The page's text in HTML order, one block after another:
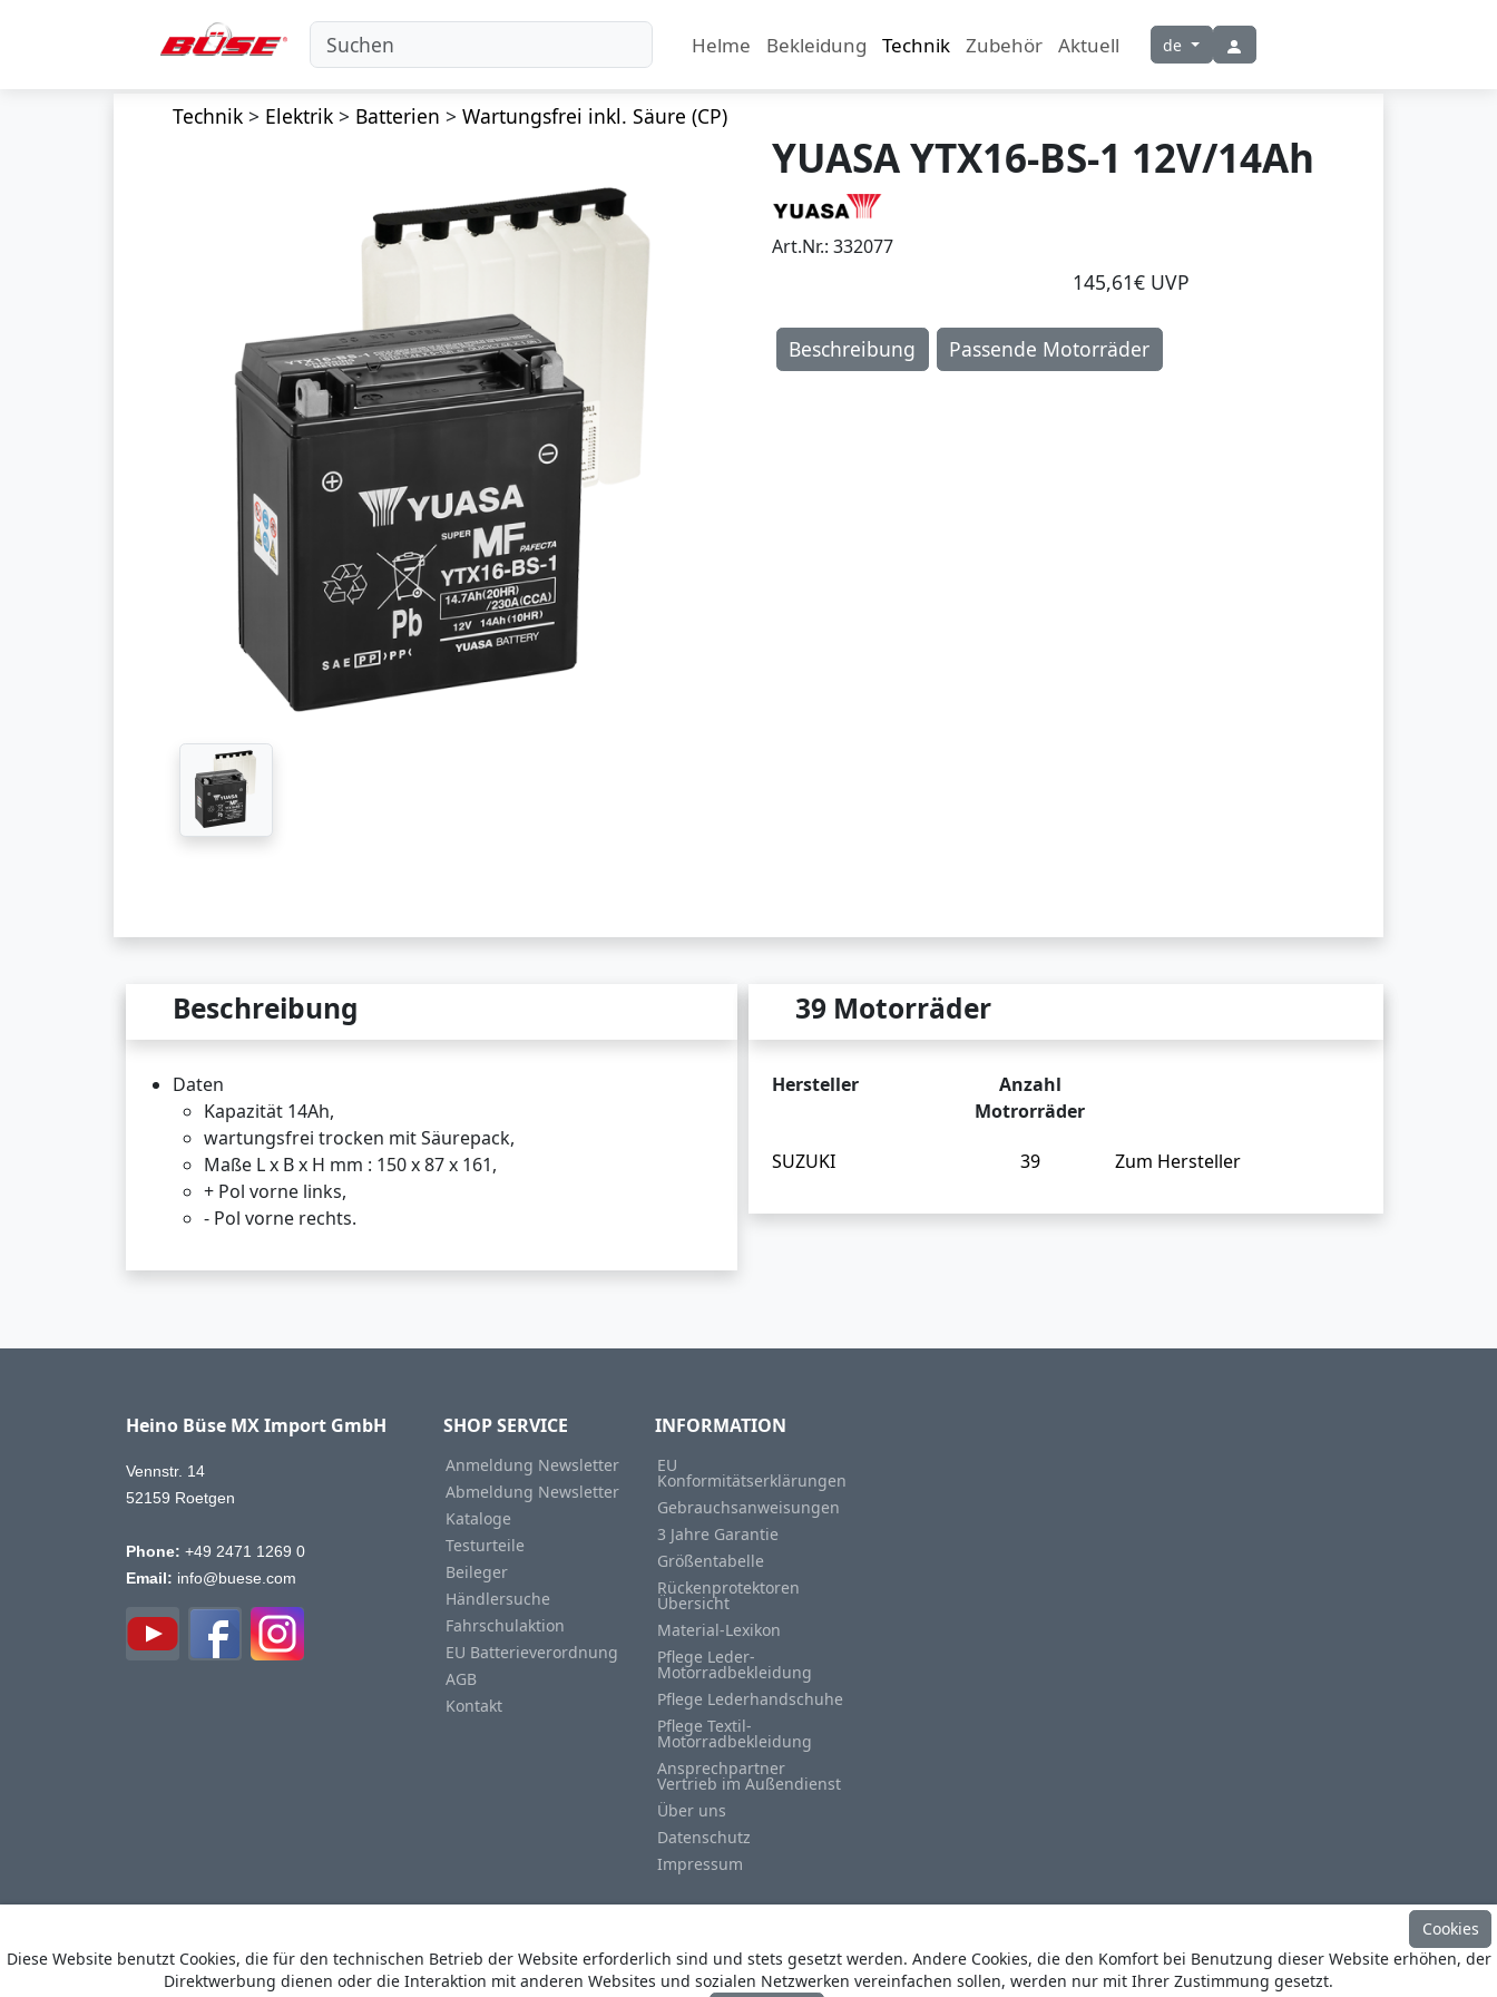
Helme Bekleidung Technik Zubehör Aktuell de
Technik> Elektrik> Batterien > Wartungsfrei inkl. Säure (CP)
YUASA YTX16-BS-1 12V/14Ah
Art.Nr.: 332077
145,61€ UVP
Beschreibung Passende Motorräder
Beschreibung
Daten
Kapazität 14Ah,
wartungsfrei trocken mit Säurepack,
Maße L x B x H mm : 150 x 87 x 161,
+ Pol vorne links,
- Pol vorne rechts.
39 Motorräder
Hersteller
Anzahl
Motrorräder
SUZUKI 39 Zum Hersteller
Heino Büse MX Import GmbH
Vennstr. 14
52159 Roetgen
Phone: +49 2471 1269 0
Email: info@buese.com
SHOP SERVICE
Anmeldung Newsletter
Abmeldung Newsletter
Kataloge
Testurteile
Beileger
Händlersuche
Fahrschulaktion
EU Batterieverordnung
AGB
Kontakt
INFORMATION
EU
Konformitätserklärungen
Gebrauchsanweisungen
3 Jahre Garantie
Größentabelle
Rückenprotektoren
Übersicht
Material-Lexikon
Pflege Leder-
Motorradbekleidung
Pflege Lederhandschuhe
Pflege Textil-
Motorradbekleidung
Ansprechpartner
Vertrieb im Außendienst
Über uns
Datenschutz
Impressum
© CopyrightHeino Büse MX Import GmbH. All Rights Reserved
Cookies
Diese Website benutzt Cookies, die für den technischen Betrieb der Website erforderlich sind und stets gesetzt werden. Andere Cookies, die den Komfort bei Benutzung dieser Website erhöhen, der
Direktwerbung dienen oder die Interaktion mit anderen Websites und sozialen Netzwerken vereinfachen sollen, werden nur mit Ihrer Zustimmung gesetzt.